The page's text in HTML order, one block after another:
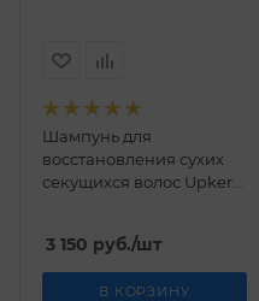
Шампунь для
восстановления сухих
секущихся волос Upker
3 150 руб./шт
В КОРЗИНУ